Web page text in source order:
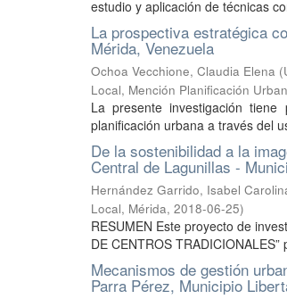
estudio y aplicación de técnicas
La prospectiva estratégica
Mérida, Venezuela
Ochoa Vecchione, Claudia Elena (
Local, Mención Planificación
La presente investigación
planificación urbana a través del
De la sostenibilidad a la
Central de Lagunillas -
Hernández Garrido, Isabel
Local, Mérida, 2018-06-25)
RESUMEN Este proyecto de
DE CENTROS
Mecanismos de gestión
Parra Pérez, Municipio